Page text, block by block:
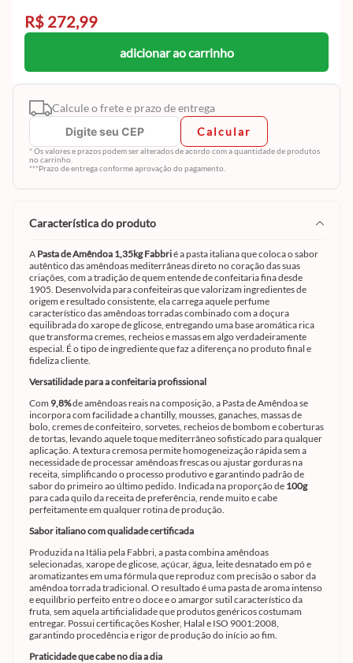
R$ 272,99
adicionar ao carrinho
Calcule o frete e prazo de entrega
Calcular
* Os valores e prazos podem ser alterados de acordo com a quantidade de produtos
no carrinho.
***Prazo de entrega conforme aprovação do pagamento.
característica do produto
A Pasta de Amêndoa 1,35kg Fabbrié a pasta italiana que coloca o sabor
autêntico das amêndoas mediterrâneas direto no coração das suas
criações, com a tradição de quem entende de confeitaria fina desde
1905. Desenvolvida para confeiteiras que valorizam ingredientes de
origem e resultado consistente, ela carrega aquele perfume
característico das amêndoas torradas combinado com a doçura
equilibrada do xarope de glicose, entregando uma base aromática rica
que transforma cremes, recheios e massas em algo verdadeiramente
especial. É o tipo de ingrediente que faz a diferença no produto final e
fideliza cliente.
Versatilidade para a confeitaria profissional
Com 9,8%de amêndoas reais na composição, a Pasta de Amêndoa se
incorpora com facilidade a chantilly, mousses, ganaches, massas de
bolo, cremes de confeiteiro, sorvetes, recheios de bombom e coberturas
de tortas, levando aquele toque mediterrâneo sofisticado para qualquer
aplicação. A textura cremosa permite homogeneização rápida sem a
necessidade de processar amêndoas frescas ou ajustar gorduras na
receita, simplificando o processo produtivo e garantindo padrão de
sabor do primeiro ao último pedido. Indicada na proporção de 100g
para cada quilo da receita de preferência, rende muito e cabe
perfeitamente em qualquer rotina de produção.
Sabor italiano com qualidade certificada
Produzida na Itália pela Fabbri, a pasta combina amêndoas
selecionadas, xarope de glicose, açúcar, água, leite desnatado em pó e
aromatizantes em uma fórmula que reproduz com precisão o sabor da
amêndoa torrada tradicional. O resultado é uma pasta de aroma intenso
e equilíbrio perfeito entre o doce e o amargor sutil característico da
fruta, sem aquela artificialidade que produtos genéricos costumam
entregar. Possui certificações Kosher, Halal e ISO 9001:2008,
garantindo procedência e rigor de produção do início ao fim.
Praticidade que cabe no dia a dia